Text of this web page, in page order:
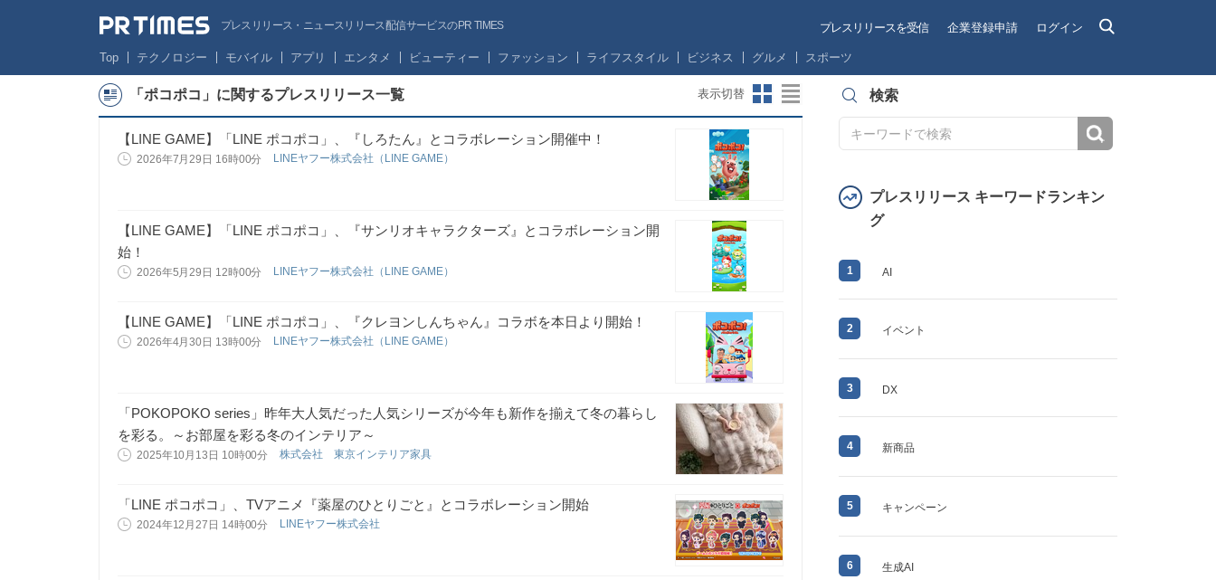
プレスリリース・ニュースリリース配信サービスのPR TIMES プレスリリースを受信 企業登録申請 ログイン
Top テクノロジー モバイル アプリ エンタメ ビューティー ファッション ライフスタイル ビジネス グルメ スポーツ
「ポコポコ」に関するプレスリリース一覧 表示切替
【LINE GAME】「LINE ポコポコ」、『しろたん』とコラボレーション開催中！
2026年7月29日 16時00分 LINEヤフー株式会社（LINE GAME）
【LINE GAME】「LINE ポコポコ」、『サンリオキャラクターズ』とコラボレーション開
始！
2026年5月29日 12時00分 LINEヤフー株式会社（LINE GAME）
【LINE GAME】「LINE ポコポコ」、『クレヨンしんちゃん』コラボを本日より開始！
2026年4月30日 13時00分 LINEヤフー株式会社（LINE GAME）
「POKOPOKO series」昨年大人気だった人気シリーズが今年も新作を揃えて冬の暮らし
を彩る。～お部屋を彩る冬のインテリア～
2025年10月13日 10時00分 株式会社 東京インテリア家具
「LINE ポコポコ」、TVアニメ『薬屋のひとりごと』とコラボレーション開始
2024年12月27日 14時00分 LINEヤフー株式会社
検索
プレスリリース キーワードランキン
グ
1 AI
2 イベント
3 DX
4 新商品
5 キャンペーン
6 生成AI